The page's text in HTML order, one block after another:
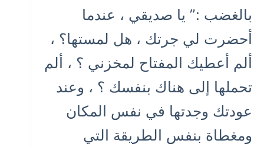
بالغضب :” يا صديقي ، عندما
أحضرت لي جرتك ، هل لمستها؟ ،
ألم أعطيك المفتاح لمخزني ؟ ، ألم
تحملها إلى هناك بنفسك ؟ ، وعند
عودتك وجدتها في نفس المكان
ومغطاة بنفس الطريقة التي